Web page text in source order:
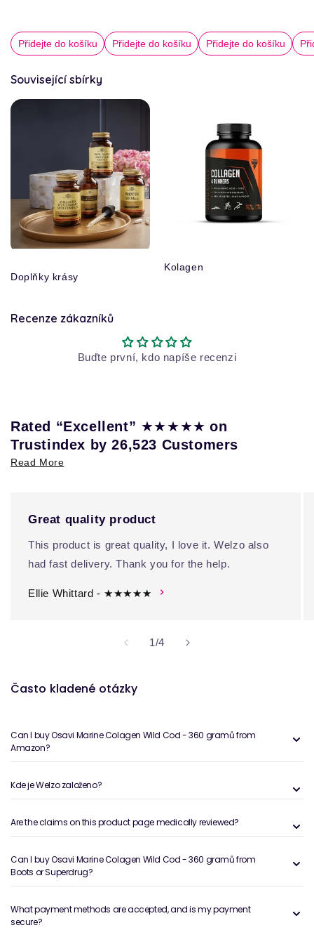
Přidejte do košíku Přidejte do košíku Přidejte do košíku
Související sbírky
Doplňky krásy
Kolagen
Recenze zákazníků
Buďte první, kdo napíše recenzi
Rated “Excellent” ★★★★★on
Trustindex by 26,523 Customers
Read More
Great quality product
This product is great quality, I love it. Welzo also
had fast delivery. Thank you for the help.
Ellie Whittard - ★★★★★
1/z4
Často kladené otázky
Can I buy Osavi Marine Colagen Wild Cod - 360 gramů from
Amazon?
Kde je Welzo založeno?
Are the claims on this product page medically reviewed?
Can I buy Osavi Marine Colagen Wild Cod - 360 gramů from
Boots or Superdrug?
What payment methods are accepted, and is my payment
secure?